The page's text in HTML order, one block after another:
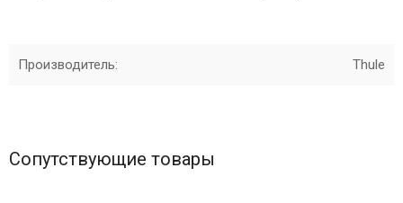
Производитель: Thule
Сопутствующие товары